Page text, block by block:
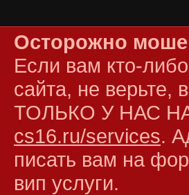
Осторожно
Если вам кто-
сайта, не верьте,
ТОЛЬКО У НАС
cs16.ru/services.
писать вам на
вип услуги.